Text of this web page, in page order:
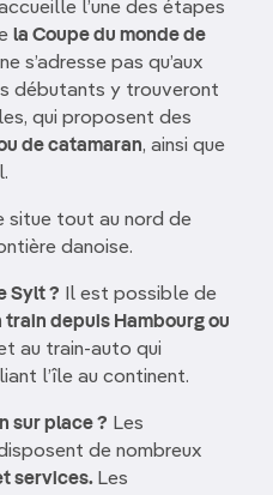
l’une des étapes
la Coupe du monde de
s’adresse pas qu’aux
débutants y trouveront
qui proposent des
de catamaran, ainsi que
situe tout au nord de
danoise.
Sylt ? Il est possible de
train depuis Hambourg ou
au train-auto qui
l’île au continent.
sur place ? Les
de nombreux
services. Les